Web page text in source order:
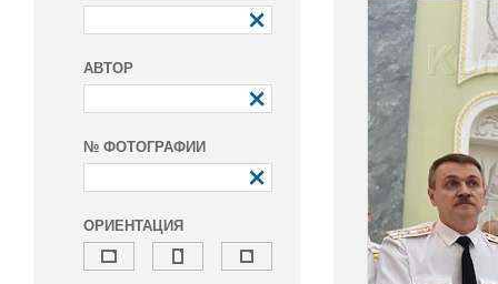
АВТОР
№ ФОТОГРАФИИ
ОРИЕНТАЦИЯ